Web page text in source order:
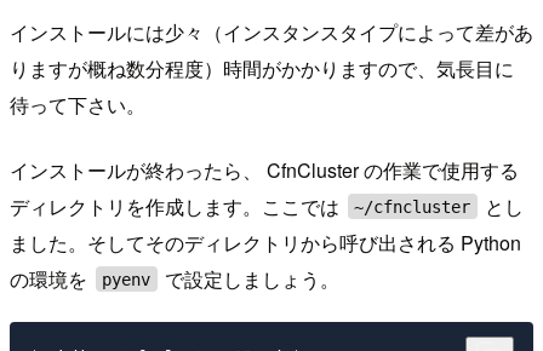
インストールには少々（インスタンスタイプによって差があ
りますが概ね数分程度）時間がかかりますので、気長目に
待って下さい。
インストールが終わったら、 CfnCluster の作業で使用する
ディレクトリを作成します。ここでは
~/cfncluster
とし
ました。そしてそのディレクトリから呼び出される Python
の環境を
pyenv で設定しましょう。